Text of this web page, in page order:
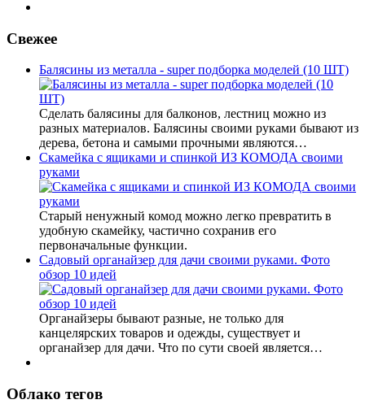
Свежее
Балясины из металла - super подборка моделей (10 ШТ)
Сделать балясины для балконов, лестниц можно из
разных материалов. Балясины своими руками бывают из
дерева, бетона и самыми прочными являются…
Скамейка с ящиками и спинкой ИЗ КОМОДА своими
руками
Старый ненужный комод можно легко превратить в
удобную скамейку, частично сохранив его
первоначальные функции.
Садовый органайзер для дачи своими руками. Фото
обзор 10 идей
Органайзеры бывают разные, не только для
канцелярских товаров и одежды, существует и
органайзер для дачи. Что по сути своей является…
Облако тегов